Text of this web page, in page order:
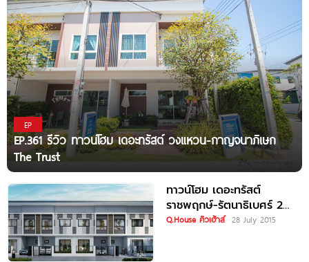
EP
EP.361 รีวิว ทาวน์โฮม เดอะทรัสต์ วงแหวน-กาญจนาภิเษก
The Trust
ทาวน์โฮม เดอะทรัสต์
ราชพฤกษ์-รัตนาธิเบศร์ 2
The Trust Ratchaphruek-
Q.House คิวเฮ้าส์ 28 July 2015